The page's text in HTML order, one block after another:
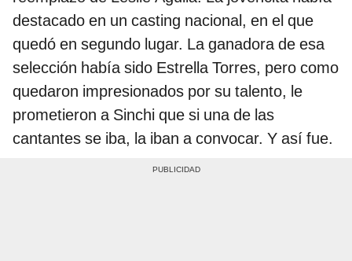
destacado en un casting nacional, en el que
quedó en segundo lugar. La ganadora de esa
selección había sido Estrella Torres, pero como
quedaron impresionados por su talento, le
prometieron a Sinchi que si una de las
cantantes se iba, la iban a convocar. Y así fue.